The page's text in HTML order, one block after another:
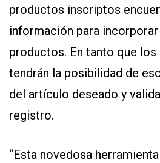
productos inscriptos
información para
productos. En tanto que
tendrán la posibilidad de
del artículo deseado y
registro.
“Esta novedosa